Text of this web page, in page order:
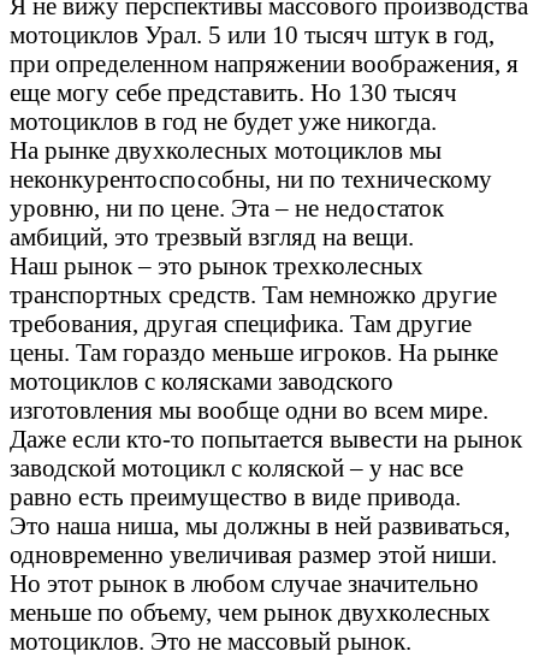
мотоциклов Урал. 5 или 10 тысяч штук в год,
при определенном напряжении воображения, я
еще могу себе представить. Но 130 тысяч
мотоциклов в год не будет уже никогда.
На рынке двухколесных мотоциклов мы
неконкурентоспособны, ни по техническому
уровню, ни по цене. Эта – не недостаток
амбиций, это трезвый взгляд на вещи.
Наш рынок – это рынок трехколесных
транспортных средств. Там немножко другие
требования, другая специфика. Там другие
цены. Там гораздо меньше игроков. На рынке
мотоциклов с колясками заводского
изготовления мы вообще одни во всем мире.
Даже если кто-то попытается вывести на рынок
заводской мотоцикл с коляской – у нас все
равно есть преимущество в виде привода.
Это наша ниша, мы должны в ней развиваться,
одновременно увеличивая размер этой ниши.
Но этот рынок в любом случае значительно
меньше по объему, чем рынок двухколесных
мотоциклов. Это не массовый рынок.